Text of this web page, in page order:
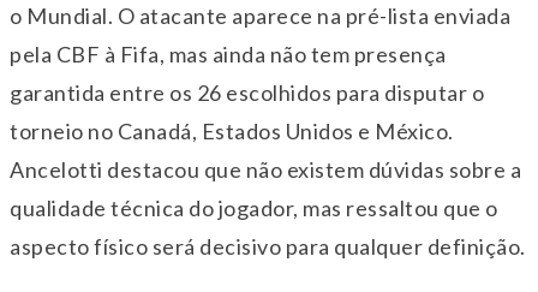
o Mundial. O atacante aparece na pré-lista enviada
pela CBF à Fifa, mas ainda não tem presença
garantida entre os 26 escolhidos para disputar o
torneio no Canadá, Estados Unidos e México.
Ancelotti destacou que não existem dúvidas sobre a
qualidade técnica do jogador, mas ressaltou que o
aspecto físico será decisivo para qualquer definição.